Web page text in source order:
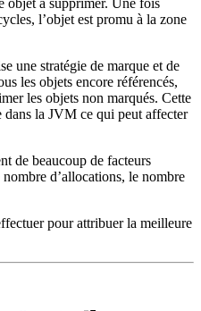
objet à supprimer. Une fois
l’objet est promu à la zone
une stratégie de marque et de
les objets encore référencés,
les objets non marqués. Cette
dans la JVM ce qui peut affecter
de beaucoup de facteurs
d’allocations, le nombre
pour attribuer la meilleure